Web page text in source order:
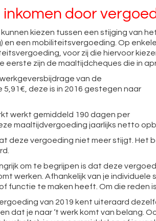
door
kunnen kiezen tussen een stijging van
en een mobiliteitsvergoeding. Op
voor zij die hiervoor
eerste zijn de maaltijdcheques die in
van de
deze is in 2016 gestegen naar
werkt gemiddeld 190 dagen per
maaltijdvergoeding jaarlijks netto
deze vergoeding niet meer stijgt. Het
om te begrijpen is dat deze
werken. Afhankelijk van je
functie te maken heeft. Om die reden is
van 2019 kent uiteraard
dat je naar ‘t werk komt van belang.